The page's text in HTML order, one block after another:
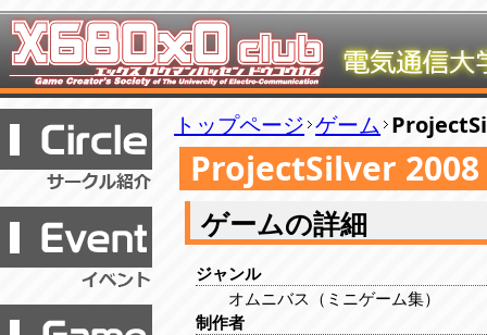
トップページ ゲーム
ProjectSilver 2008
ゲームの詳細
ジャンル
オムニバス（ミニゲーム集）
制作者